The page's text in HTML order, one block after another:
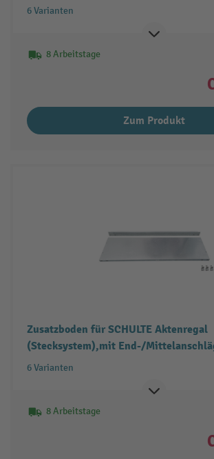
6 Varianten
8 Arbeitstage
Zum Produkt
Zusatzboden für SCHULTE Aktenregal
(Stecksystem),mit End-/
6 Varianten
8 Arbeitstage